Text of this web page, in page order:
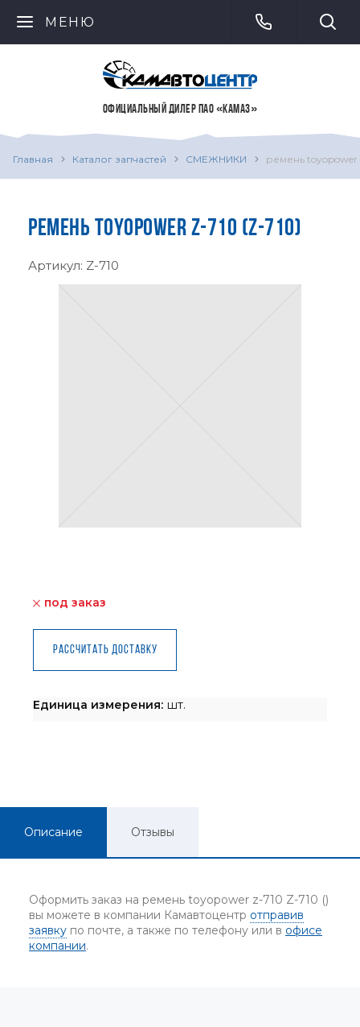
МЕНЮ
ОФИЦИАЛЬНЫЙ ДИЛЕР ПАО «КАМАЗ»
Главная Каталог запчастей СМЕЖНИКИ ремень toyopower
РЕМЕНЬ TOYOPOWER Z-710 (Z-710)
Артикул: Z-710
под заказ
Рассчитать доставку
Единица измерения: шт.
Описание Отзывы
Оформить заказ на ремень toyopower z-710 Z-710 ()
вы можете в компании Камавтоцентр отправив
заявку по почте, а также по телефону или в офисе
компании.